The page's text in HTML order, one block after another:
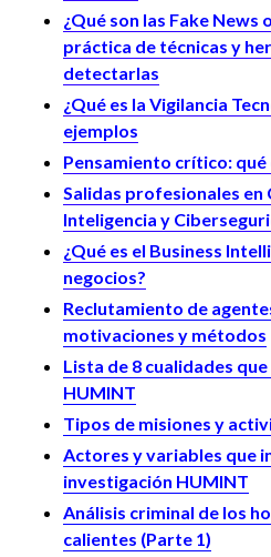
¿Qué son las Fake News
práctica de técnicas y
detectarlas
¿Qué es la Vigilancia
ejemplos
Pensamiento crítico:
Salidas profesionales en
Inteligencia y
¿Qué es el Business
negocios?
Reclutamiento de
motivaciones y métodos
Lista de 8 cualidades
HUMINT
Tipos de misiones y
Actores y variables que
investigación HUMINT
Análisis criminal de los
calientes (Parte 1)